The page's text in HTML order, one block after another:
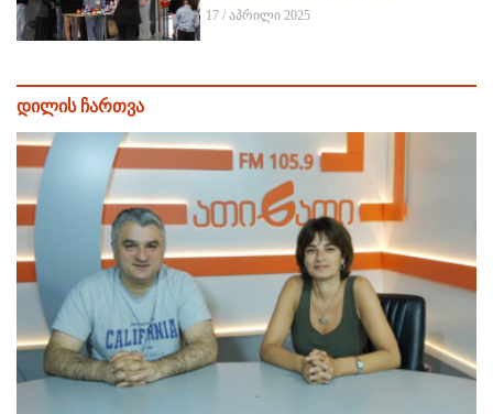
17 / აპრილი 2025
დილის ჩართვა